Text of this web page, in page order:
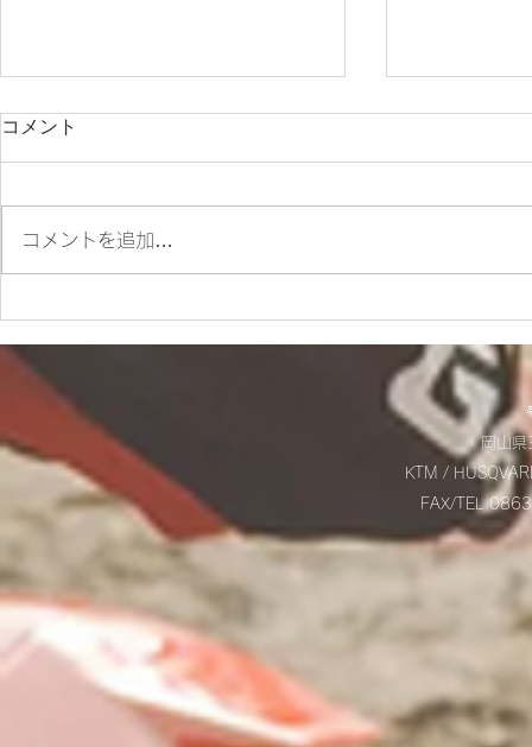
✨SM700 2022 カスタム車
✨
☆9/20(土)
お知らせ☆
コメント
コメントを追加…
岡山
KTM /
FAX/TEL